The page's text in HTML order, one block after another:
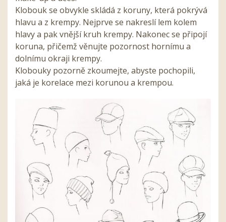
Klobouk se obvykle skládá z koruny, která pokrývá
hlavu a z krempy. Nejprve se nakreslí lem kolem
hlavy a pak vnější kruh krempy. Nakonec se připojí
koruna, přičemž věnujte pozornost hornímu a
dolnímu okraji krempy.
Klobouky pozorně zkoumejte, abyste pochopili,
jaká je korelace mezi korunou a krempou.